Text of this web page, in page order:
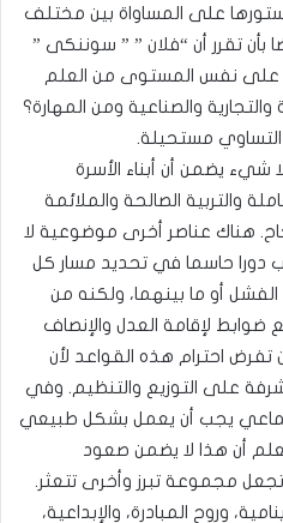
على المساواة بين مختلف
بأن تقرر أن “فلان ” ” سوننكى ”
على نفس المستوى من العلم
والتجارية والصناعية ومن المهارة؟
مستحيلة.
شيء يضمن أن أبناء الأسرة
والتربية الصالحة والملائمة
هناك عناصر أخرى موضوعية لا
دورا حاسما في تحديد مسار كل
أو ما بينهما، ولكنه من
ضوابط لإقامة العدل والإنصاف
احترام هذه القواعد لأن
على التوزيع والتنظيم. وفي
يجب أن يعمل بشكل طبيعي
أن هذا لا يضمن صعود
مجموعة تبرز وأخرى تتعثر.
وروح المبادرة، والإبداعية،